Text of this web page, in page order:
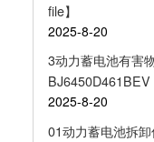
file】
2025-8-20
3动力蓄电池有害
BJ6450D461BEV
2025-8-20
01动力蓄电池拆